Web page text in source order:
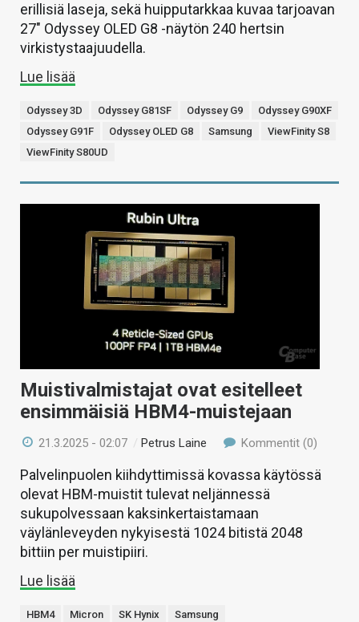
erillisiä laseja, sekä huipputarkkaa kuvaa tarjoavan
27″ Odyssey OLED G8 -näytön 240 hertsin
virkistystaajuudella.
Lue lisää
Odyssey 3D Odyssey G81SF Odyssey G9
Odyssey G90XF
Odyssey G91F
Odyssey OLED G8 Samsung
ViewFinity S8
ViewFinity S80UD
Muistivalmistajat ovat esitelleet
ensimmäisiä HBM4-muistejaan
21.3.2025 - 02:07 /Petrus Laine Kommentit (0)
Palvelinpuolen kiihdyttimissä kovassa käytössä
olevat HBM-muistit tulevat neljännessä
sukupolvessaan kaksinkertaistamaan
väylänleveyden nykyisestä 1024 bitistä 2048
bittiin per muistipiiri.
Lue lisää
HBM4 Micron SK Hynix Samsung